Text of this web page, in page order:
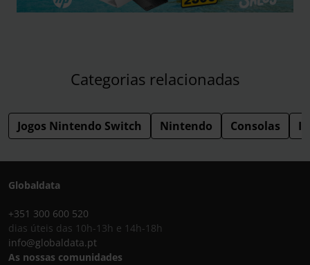
Categorias relacionadas
Jogos Nintendo Switch Nintendo Consolas
Globaldata
+351 300 600 520
dias úteis das 10h-13h e 14h-18h
info@globaldata.pt
As nossas comunidades